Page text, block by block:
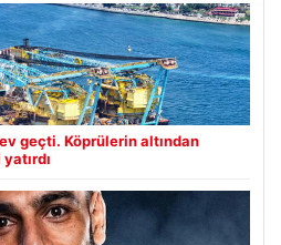
geçti. Köprülerin altından